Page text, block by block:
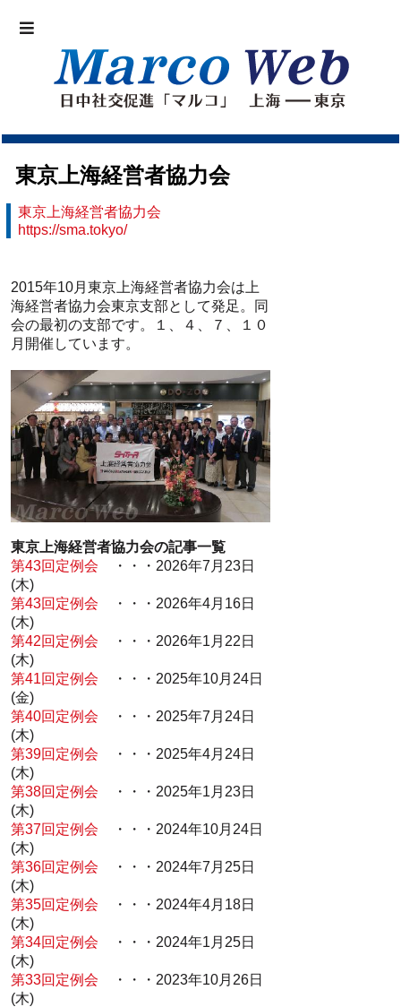
東京上海経営者協力会
東京上海経営者協力会
https://sma.tokyo/
2015年10月東京上海経営者協力会は上
海経営者協力会東京支部として発足。同
会の最初の支部です。１、４、７、１０
月開催しています。
東京上海経営者協力会の記事一覧
第43回定例会 ・・・2026年7月23日
(木)
第43回定例会 ・・・2026年4月16日
(木)
第42回定例会 ・・・2026年1月22日
(木)
第41回定例会 ・・・2025年10月24日
(金)
第40回定例会 ・・・2025年7月24日
(木)
第39回定例会 ・・・2025年4月24日
(木)
第38回定例会 ・・・2025年1月23日
(木)
第37回定例会 ・・・2024年10月24日
(木)
第36回定例会 ・・・2024年7月25日
(木)
第35回定例会 ・・・2024年4月18日
(木)
第34回定例会 ・・・2024年1月25日
(木)
第33回定例会 ・・・2023年10月26日
(木)